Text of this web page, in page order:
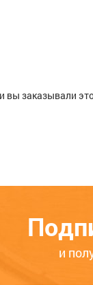
вы заказывали
и